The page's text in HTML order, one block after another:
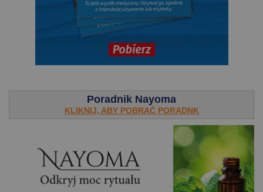
Poradnik Nayoma
KLIKNIJ, ABY POBRAĆ PORADNK